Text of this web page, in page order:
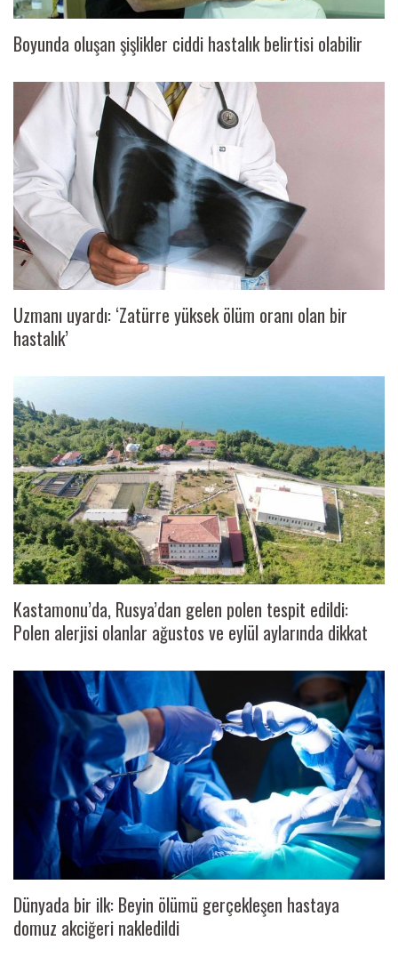
Boyunda oluşan şişlikler ciddi hastalık belirtisi olabilir
Uzmanı uyardı: ‘Zatürre yüksek ölüm oranı olan bir
hastalık’
Kastamonu’da, Rusya’dan gelen polen tespit edildi:
Polen alerjisi olanlar ağustos ve eylül aylarında dikkat
Dünyada bir ilk: Beyin ölümü gerçekleşen hastaya
domuz akciğeri nakledildi